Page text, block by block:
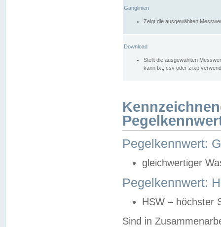
Ganglinien
Zeigt die ausgewählten
Download
Stellt die ausgewählten
kann txt, csv oder zrxp
Pegelkennwert:
gleichwertiger
Pegelkennwert:
HSW – höchster
Sind in